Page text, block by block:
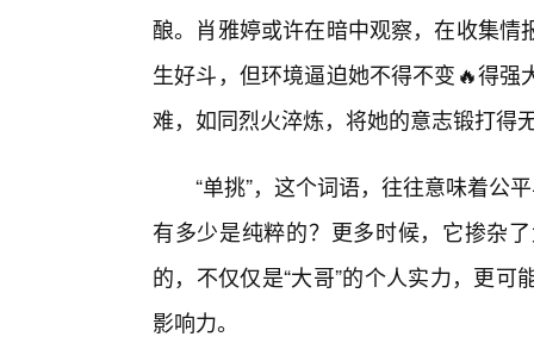
酿。肖雅婷或许在暗中观察，在收集
生好斗，但环境逼迫她不得不变🔥得
难，如同烈火淬炼，将她的意志锻打得
“单挑”，这个词语，往往意味着公
有多少是纯粹的？更多时候，它掺杂
的，不仅仅是“大哥”的个人实力，更
影响力。